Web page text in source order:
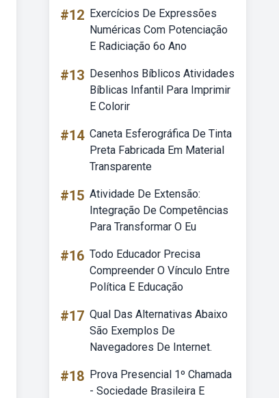
#12 Exercícios De Expressões
Numéricas Com Potenciação
E Radiciação 6o Ano
#13 Desenhos Bíblicos Atividades
Bíblicas Infantil Para Imprimir
E Colorir
#14 Caneta Esferográfica De Tinta
Preta Fabricada Em Material
Transparente
#15 Atividade De Extensão:
Integração De Competências
Para Transformar O Eu
#16 Todo Educador Precisa
Compreender O Vínculo Entre
Política E Educação
#17 Qual Das Alternativas Abaixo
São Exemplos De
Navegadores De Internet.
#18 Prova Presencial 1º Chamada
- Sociedade Brasileira E